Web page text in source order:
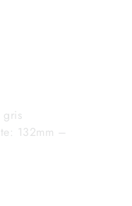
gris
132mm –